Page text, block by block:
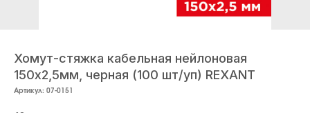
Хомут-стяжка кабельная нейлоновая
150x2,5мм, черная (100 шт/уп) REXANT
Артикул: 07-0151